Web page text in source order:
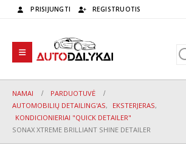
PRISIJUNGTI REGISTRUOTIS
NAMAI
PARDUOTUVĖ
AUTOMOBILIŲ DETAILING'AS, EKSTERJERAS,
KONDICIONIERIAI "QUICK DETAILER"
SONAX XTREME BRILLIANT SHINE DETAILER